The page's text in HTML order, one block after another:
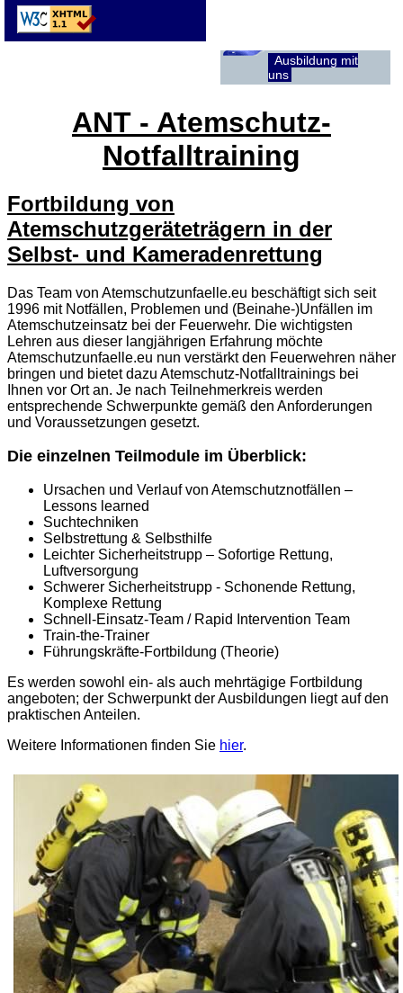
Ausbildung mit
uns
ANT - Atemschutz-
Notfalltraining
Fortbildung von
Atemschutzgeräteträgern in der
Selbst- und Kameradenrettung
Das Team von Atemschutzunfaelle.eu beschäftigt sich seit
1996 mit Notfällen, Problemen und (Beinahe-)Unfällen im
Atemschutzeinsatz bei der Feuerwehr. Die wichtigsten
Lehren aus dieser langjährigen Erfahrung möchte
Atemschutzunfaelle.eu nun verstärkt den Feuerwehren näher
bringen und bietet dazu Atemschutz-Notfalltrainings bei
Ihnen vor Ort an. Je nach Teilnehmerkreis werden
entsprechende Schwerpunkte gemäß den Anforderungen
und Voraussetzungen gesetzt.
Die einzelnen Teilmodule im Überblick:
Ursachen und Verlauf von Atemschutznotfällen –
Lessons learned
Suchtechniken
Selbstrettung & Selbsthilfe
Leichter Sicherheitstrupp – Sofortige Rettung,
Luftversorgung
Schwerer Sicherheitstrupp - Schonende Rettung,
Komplexe Rettung
Schnell-Einsatz-Team / Rapid Intervention Team
Train-the-Trainer
Führungskräfte-Fortbildung (Theorie)
Es werden sowohl ein- als auch mehrtägige Fortbildung
angeboten; der Schwerpunkt der Ausbildungen liegt auf den
praktischen Anteilen.
Weitere Informationen finden Sie hier.